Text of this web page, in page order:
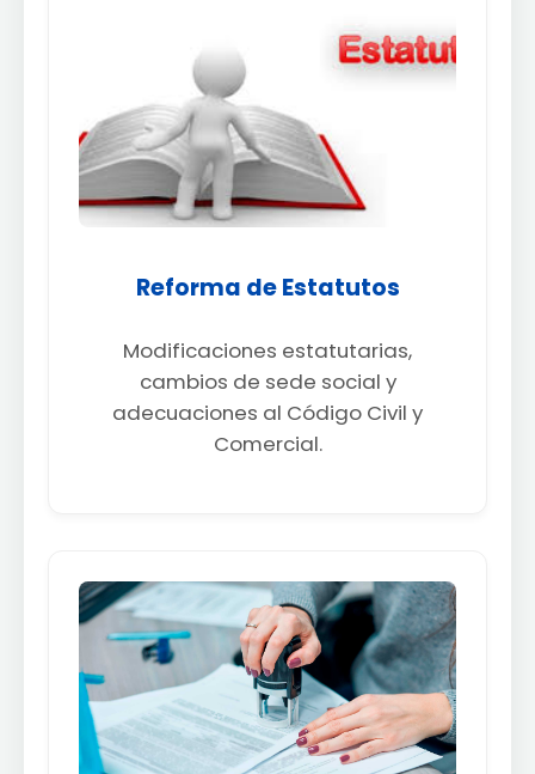
Reforma de Estatutos
Modificaciones estatutarias,
cambios de sede social y
adecuaciones al Código Civil y
Comercial.